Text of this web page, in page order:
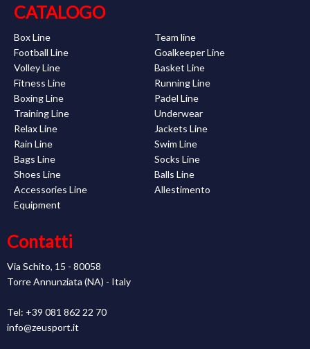
CATALOGO
Box Line
Team line
Football Line
Goalkeeper Line
Volley Line
Basket Line
Fitness Line
Running Line
Boxing Line
Padel Line
Training Line
Underwear
Relax Line
Jackets Line
Rain Line
Swim Line
Bags Line
Socks Line
Shoes Line
Balls Line
Accessories Line
Allestimento
Equipment
Contatti
Via Schito, 15 - 80058
Torre Annunziata (NA) - Italy
Tel: +39 081 862 22 70
info@zeusport.it